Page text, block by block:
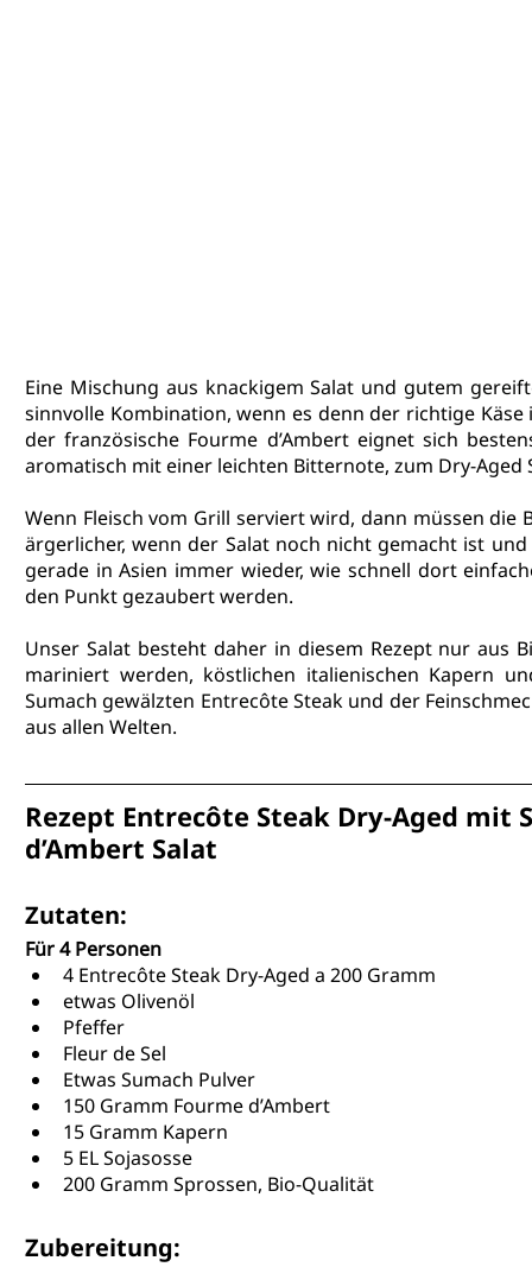
Eine Mischung aus knackigem Salat und gutem
sinnvolle Kombination, wenn es denn der richtige
der französische Fourme d’Ambert eignet sich
aromatisch mit einer leichten Bitternote, zum Dry-Aged
Wenn Fleisch vom Grill serviert wird, dann müssen die
ärgerlicher, wenn der Salat noch nicht gemacht ist und
gerade in Asien immer wieder, wie schnell dort
den Punkt gezaubert werden.
Unser Salat besteht daher in diesem Rezept nur aus
Sumach gewälzten Entrecôte Steak und der
aus allen Welten.
Rezept Entrecôte Steak Dry-Aged mit
d’Ambert Salat
Zutaten:
Für 4 Personen
4 Entrecôte Steak Dry-Aged a 200 Gramm
etwas Olivenöl
Pfeffer
Fleur de Sel
Etwas Sumach Pulver
150 Gramm Fourme d’Ambert
15 Gramm Kapern
5 EL Sojasosse
200 Gramm Sprossen, Bio-Qualität
Zubereitung: